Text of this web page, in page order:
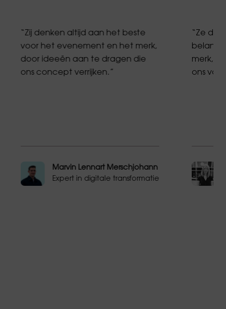
“Zij denken altijd aan het beste
voor het evenement en het merk,
door ideeën aan te dragen die
ons concept verrijken.”
Marvin Lennart Merschjohann
Expert in digitale transformatie
“Ze
belang
merk,
ons